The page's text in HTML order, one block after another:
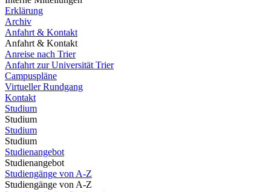
Erklärung
Archiv
Anfahrt & Kontakt
Anfahrt & Kontakt
Anreise nach Trier
Anfahrt zur Universität Trier
Campuspläne
Virtueller Rundgang
Kontakt
Studium
Studium
Studium
Studium
Studienangebot
Studienangebot
Studiengänge von A-Z
Studiengänge von A-Z